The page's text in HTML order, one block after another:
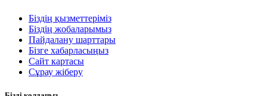
Біздің қызметтеріміз
Біздің жобаларымыз
Пайдалану шарттары
Бізге хабарласыңыз
Сайт картасы
Сұрау жіберу